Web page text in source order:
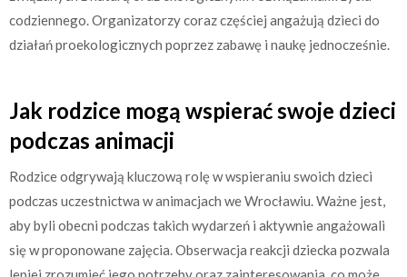
codziennego. Organizatorzy coraz częściej angażują dzieci do
działań proekologicznych poprzez zabawę i naukę jednocześnie.
Jak rodzice mogą wspierać swoje dzieci
podczas animacji
Rodzice odgrywają kluczową rolę w wspieraniu swoich dzieci
podczas uczestnictwa w animacjach we Wrocławiu. Ważne jest,
aby byli obecni podczas takich wydarzeń i aktywnie angażowali
się w proponowane zajęcia. Obserwacja reakcji dziecka pozwala